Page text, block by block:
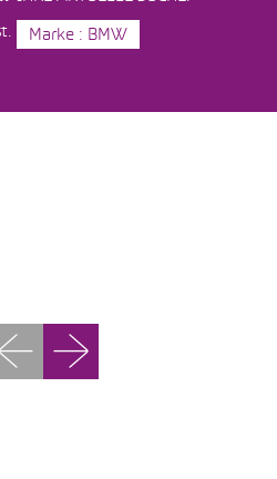
Marke : BMW